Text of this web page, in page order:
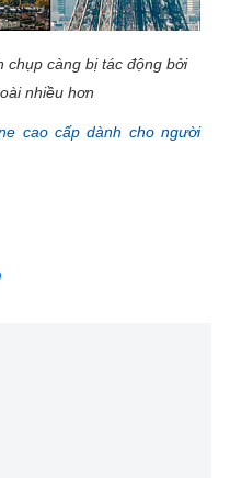
chụp càng bị tác động bởi
nhiều hơn
cao cấp dành cho người